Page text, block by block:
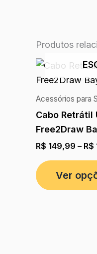
Produtos
Acessórios para
Cabo Retrátil
Free2Draw
R$ 149,99 – R$
Ver